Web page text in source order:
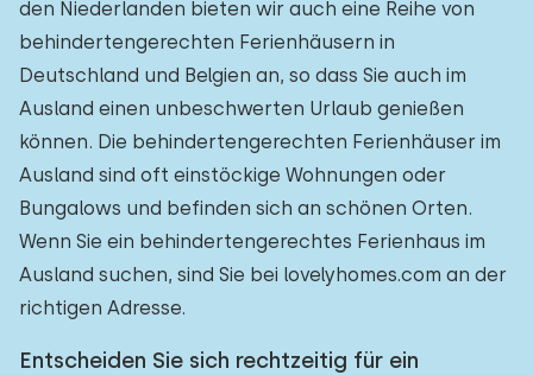
den Niederlanden bieten wir auch eine Reihe von
behindertengerechten Ferienhäusern in
Deutschland und Belgien an, so dass Sie auch im
Ausland einen unbeschwerten Urlaub genießen
können. Die behindertengerechten Ferienhäuser im
Ausland sind oft einstöckige Wohnungen oder
Bungalows und befinden sich an schönen Orten.
Wenn Sie ein behindertengerechtes Ferienhaus im
Ausland suchen, sind Sie bei lovelyhomes.com an der
richtigen Adresse.
Entscheiden Sie sich rechtzeitig für ein